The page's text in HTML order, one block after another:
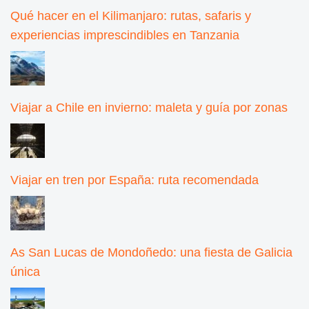
Qué hacer en el Kilimanjaro: rutas, safaris y
experiencias imprescindibles en Tanzania
Viajar a Chile en invierno: maleta y guía por zonas
Viajar en tren por España: ruta recomendada
As San Lucas de Mondoñedo: una fiesta de Galicia
única